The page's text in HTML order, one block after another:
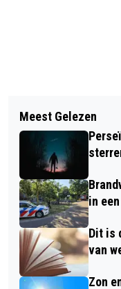
LEZING: DE
DE VELUWE
PERSPECTIEF
MOGELIJK
VERSTEGEN
KRUIDENMIXEN
Meest Gelezen
in
Dit is
van
Zon